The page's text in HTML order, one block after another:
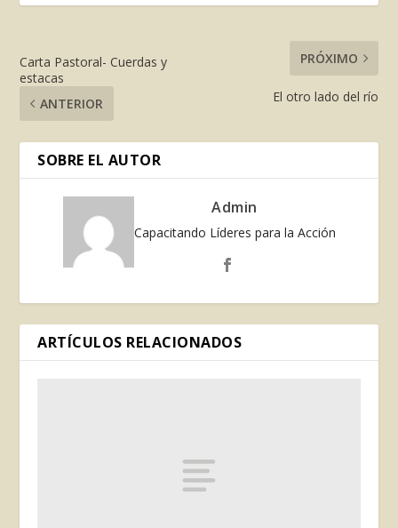
Carta Pastoral- Cuerdas y
estacas
ANTERIOR
PRÓXIMO
El otro lado del río
SOBRE EL AUTOR
Admin
Capacitando Líderes para la Acción
ARTÍCULOS RELACIONADOS